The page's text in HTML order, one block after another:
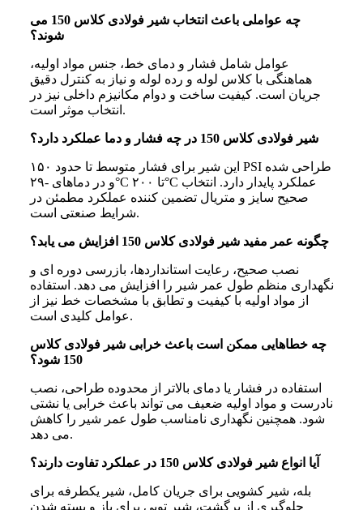
چه عواملی باعث انتخاب شیر فولادی کلاس 150 می‌
شوند؟
عوامل شامل فشار و دمای خط، جنس مواد اولیه،
هماهنگی با کلاس لوله و رده لوله و نیاز به کنترل دقیق
جریان است. کیفیت ساخت و دوام مکانیزم داخلی نیز در
انتخاب موثر است.
شیر فولادی کلاس 150 در چه فشار و دما عملکرد دارد؟
این شیر برای فشار متوسط تا حدود ۱۵۰ PSI طراحی شده
و در دماهای -۲۹°C تا ۲۰۰°C عملکرد پایدار دارد. انتخاب
صحیح سایز و متریال تضمین‌ کننده عملکرد مطمئن در
شرایط صنعتی است.
چگونه عمر مفید شیر فولادی کلاس 150 افزایش می‌ یابد؟
نصب صحیح، رعایت استانداردها، بازرسی دوره‌ ای و
نگهداری منظم طول عمر شیر را افزایش می‌ دهد. استفاده
از مواد اولیه با کیفیت و تطابق با مشخصات خط نیز از
عوامل کلیدی است.
چه خطاهایی ممکن است باعث خرابی شیر فولادی کلاس
150 شود؟
استفاده در فشار یا دمای بالاتر از محدوده طراحی، نصب
نادرست و مواد اولیه ضعیف می‌ تواند باعث خرابی یا نشتی
شود. همچنین نگهداری نامناسب طول عمر شیر را کاهش
می‌ دهد.
آیا انواع شیر فولادی کلاس 150 در عملکرد تفاوت دارند؟
بله، شیر کشویی برای جریان کامل، شیر یکطرفه برای
جلوگیری از برگشت، شیر توپی برای باز و بسته شدن